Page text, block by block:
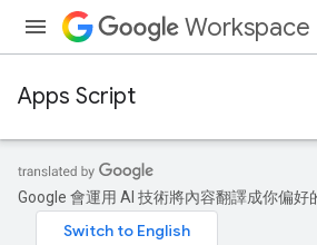
Workspace
Apps Script
Google 會運用 AI 技術將內容翻譯成你偏好